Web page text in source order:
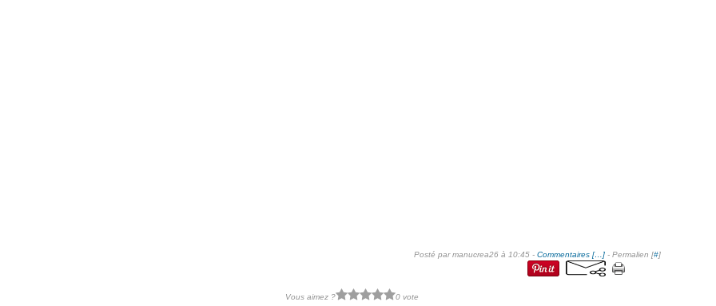
Posté par manucrea26 à 10:45 - Commentaires [… ]- Permalien [#]
Vous aimez ? 0 vote